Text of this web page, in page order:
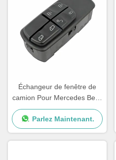
Échangeur de fenêtre de
camion Pour Mercedes Benz
OEM A0045451813
A0055451313 A0045401805
Parlez Maintenant.